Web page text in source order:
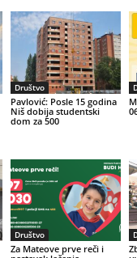
Društvo
Pavlović: Posle 15 godina
Niš dobija studentski
dom za 500
Društvo
Za Mateove prve reči i